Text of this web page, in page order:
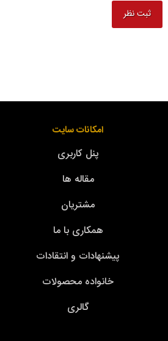
امکانات سایت
پنل کاربری
مقاله ها
مشتریان
همکاری با ما
پیشنهادات و انتقادات
خانواده محصولات
گالری